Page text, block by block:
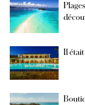
Il était